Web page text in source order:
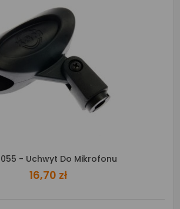
055 - Uchwyt Do Mikrofonu
16,70 zł